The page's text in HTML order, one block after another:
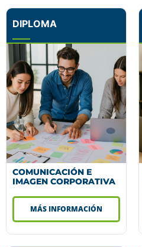
DIPLOMA
COMUNICACIÓN E
IMAGEN CORPORATIVA
MÁS INFORMACIÓN